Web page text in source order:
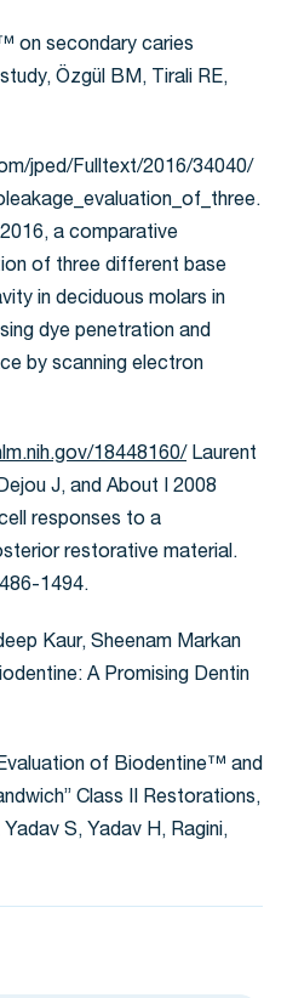
on secondary caries
Özgül BM, Tirali RE,
jped/Fulltext/2016/34040/
a comparative
of three different base
in deciduous molars in
dye penetration and
by scanning electron
18448160/ Laurent
J, and About I 2008
responses to a
restorative material.
1494.
Kaur, Sheenam Markan
A Promising Dentin
of Biodentine™ and
Class II Restorations,
S, Yadav H, Ragini,